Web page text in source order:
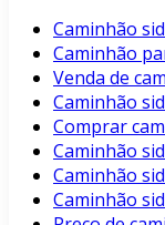
Caminhão
Caminhão
Venda de
Caminhão
Comprar
Caminhão
Caminhão
Caminhão